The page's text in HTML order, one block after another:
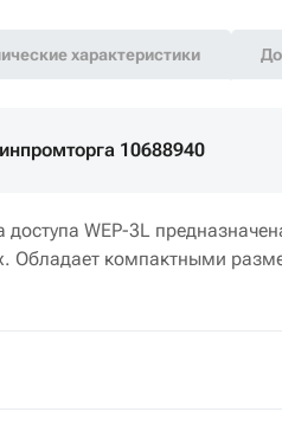
характеристики
10688940
доступа WEP-3L
Обладает компактными